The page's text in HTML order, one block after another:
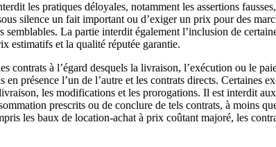
les pratiques déloyales, notamment les assertions
silence un fait important ou d’exiger un prix pour des
semblables. La partie interdit également l’inclusion de
estimatifs et la qualité réputée garantie.
contrats à l’égard desquels la livraison, l’exécution ou le
présence l’un de l’autre et les contrats directs. Certaines
les modifications et les prorogations. Il est interdit
prescrits ou de conclure de tels contrats, à moins
les baux de location-achat à prix coûtant majoré, les